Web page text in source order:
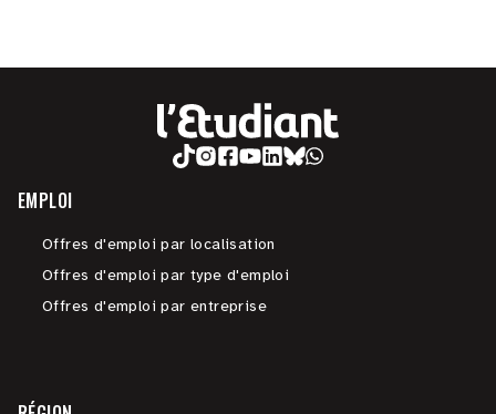
EMPLOI
Offres d'emploi par localisation
Offres d'emploi par type d'emploi
Offres d'emploi par entreprise